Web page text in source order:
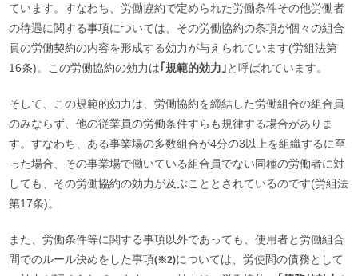
ています。すなわち、労働協約で定められた労働条件その他労働者
の待遇に関する事項については、その労働協約の条項が個々の組合
員の労働契約の内容を形成する効力が与えられています(労組法第
16条)。この労働協約の効力は ｢規範的効力｣と呼ばれています。
そして、この規範的効力は、労働協約を締結した労働組合の組合員
のみならず、他の従業員の労働条件すらも規律する場合がありま
す。すなわち、ある事業場の多数組合が4分の3以上を組織するに至
った場合、その事業場で働いている組合員でない同種の労働者に対
しても、その労働協約の効力が及ぶこととされているのです(労組法
第17条)。
また、労働条件等に関する事項以外であっても、使用者と労働組合
間でのルール決めをした事項(※2)については、労使間の債務として